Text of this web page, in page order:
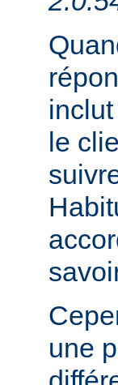
le
une